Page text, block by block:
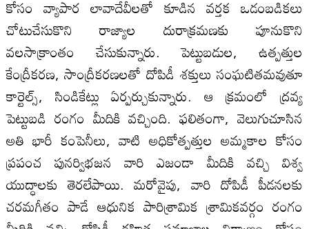
కోసం వ్యాపార లావాదేవీలతో కూడిన వర్తక ఒడంబడికలు
చోటుచేసుకొని రాజ్యాల దురాక్రమణకు పూనుకొని
వలసాక్రాంతం చేసుకున్నారు. పెట్టుబడుల, ఉత్పత్తుల
కేంద్రీకరణ, సాంద్రీకరణలతో దోపిడీ శక్తులు సంఘటితమవుతూ
కార్టెల్స్, సిండికేట్లు ఏర్పర్చుకున్నారు. ఆ క్రమంలో ద్రవ్య
పెట్టుబడి రంగం మీదికి వచ్చింది. ఫలితంగా, వెలుగుచూసిన
అతి భారీ కంపెనీలు, వాటి అధికోత్పత్తుల అమ్మకాల కోసం
ప్రపంచ పునర్విభజన వారి ఎజండా మీదికి వచ్చి విశ్వ
యుద్ధాలకు తెరలేపాయి. మరోవైపు, వారి దోపిడీ పీడనలకు
చరమగీతం పాడే ఆధునిక పారిశ్రామిక శ్రామికవర్గం రంగం